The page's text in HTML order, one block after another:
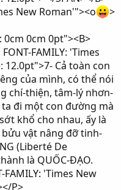
New Roman'"><o
>
0cm 0cm 0pt"><B>
FAMILY: 'Times
Cả toàn con
của mình, có thể nói
chí-thiện, tâm-lý nhơn-
đi một con đường mà
khổ cho nhau, ấy là
bửu vật nâng đỡ tinh-
(Liberté De
là QUỐC-ĐẠO.
FAMILY: 'Times New
P>